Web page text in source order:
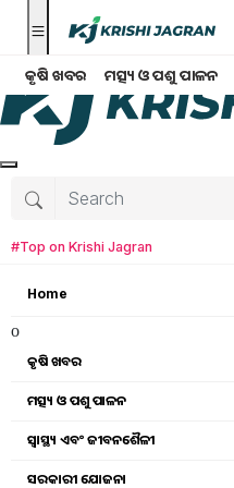
କୃଷି ଖବର ମତ୍ସ୍ୟ ଓ ପଶୁ ପାଳନ
#Top on Krishi Jagran
Home
o
କୃଷି ଖବର
ମତ୍ସ୍ୟ ଓ ପଶୁ ପାଳନ
ସ୍ୱାସ୍ଥ୍ୟ ଏବଂ ଜୀବନଶୈଳୀ
ସରକାରୀ ଯୋଜନା
କୃଷି ଉପକରଣ